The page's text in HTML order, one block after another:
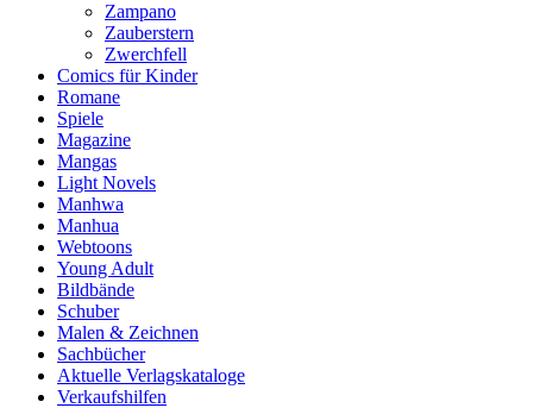
Zampano
Zauberstern
Zwerchfell
Comics für Kinder
Romane
Spiele
Magazine
Mangas
Light Novels
Manhwa
Manhua
Webtoons
Young Adult
Bildbände
Schuber
Malen & Zeichnen
Sachbücher
Aktuelle Verlagskataloge
Verkaufshilfen